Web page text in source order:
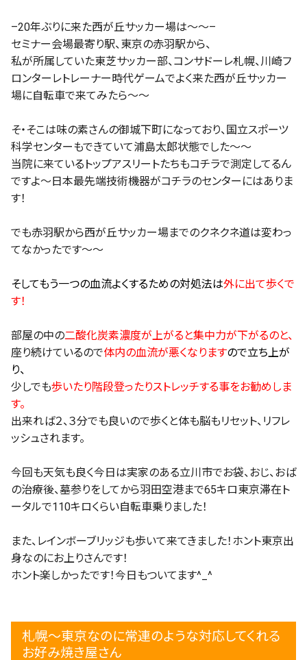
–20年ぶりに来た西が丘サッカー場は〜〜–
セミナー会場最寄り駅、東京の赤羽駅から、
私が所属していた東芝サッカー部、コンサドーレ札幌、川崎フ
ロンターレトレーナー時代ゲームでよく来た西が丘サッカー
場に自転車で来てみたら〜〜
そ・そこは味の素さんの御城下町になっており、国立スポーツ
科学センターもできていて浦島太郎状態でした〜〜
当院に来ているトップアスリートたちもコチラで測定してるん
ですよ〜日本最先端技術機器がコチラのセンターにはありま
す！
でも赤羽駅から西が丘サッカー場までのクネクネ道は変わっ
てなかったです〜〜
そしてもう一つの血流よくするための対処法は外に出て歩くで
す！
部屋の中の二酸化炭素濃度が上がると集中力が下がるのと、
座り続けているので体内の血流が悪くなりますので立ち上が
り、
少しでも歩いたり階段登ったりストレッチする事をお勧めしま
す。
出来れば２、３分でも良いので歩くと体も脳もリセット、リフレ
ッシュされます。
今回も天気も良く今日は実家のある立川市でお袋、おじ、おば
の治療後、墓参りをしてから羽田空港まで65キロ東京滞在ト
ータルで110キロくらい自転車乗りました！
また、レインボーブリッジも歩いて来てきました！ホント東京出
身なのにお上りさんです！
ホント楽しかったです！今日もついてます^_^
札幌〜東京なのに常連のような対応してくれる
お好み焼き屋さん